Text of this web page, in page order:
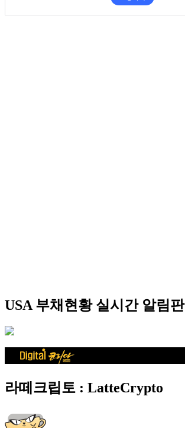
USA 부채현황 실시간 알림판
라떼크립토 : LatteCrypto